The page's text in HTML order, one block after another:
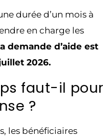
durée d’un mois à
en charge les
demande d’aide est
2026.
faut-il pour
?
les bénéficiaires